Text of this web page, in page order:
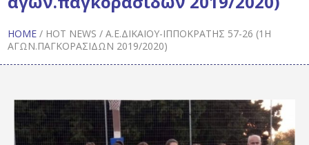
HOME / HOT NEWS /Α.Ε.ΔΙΚΑΊΟΥ-ΙΠΠΟΚΡΆΤΗΣ 57-26 (1Η
ΑΓΩΝ.ΠΑΓΚΟΡΑΣΊΔΩΝ 2019/2020)